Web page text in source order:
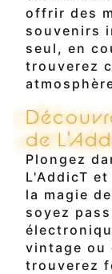
offrir des
souvenirs
seul, en
trouverez
de
Plongez
L'AddicT
la magie
soyez
vintage ou
trouverez